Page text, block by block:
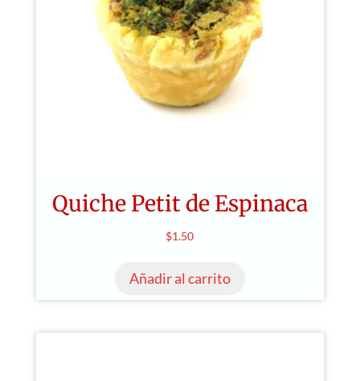
Quiche Petit de Espinaca
$1.50
Añadir al carrito